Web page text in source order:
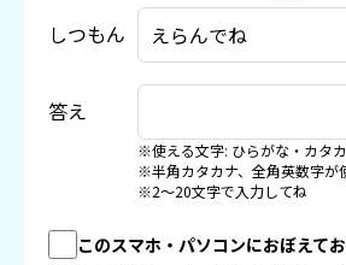
しつもん
答え
※使える文字: ひらがな・カタ
※半角カタカナ、全角英数字が
※2〜20文字で入力してね
このスマホ・パソコンにおぼえて